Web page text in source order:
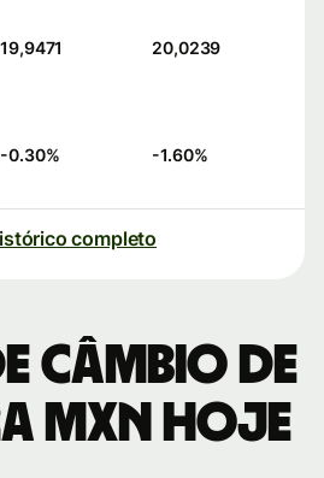
19,9471 20,0239
-0.30% -1.60%
completo
câmbio de
MXN hoje